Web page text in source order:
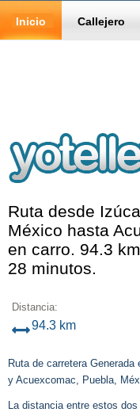
Inicio Callejero
Ruta desde
México hasta
en carro. 94.3
28 minutos.
Distancia:
94.3 km
Ruta de carretera
y Acuexcomac, Puebla,
La distancia entre estos